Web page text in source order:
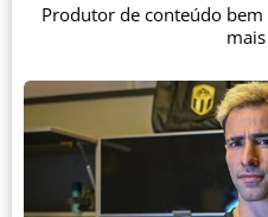
Produtor de conteúdo
mais